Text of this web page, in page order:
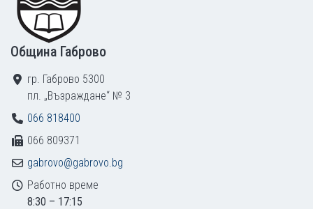
Община Габрово
гр. Габрово 5300
пл. „Възраждане“ № 3
066 818400
066 809371
gabrovo@gabrovo.bg
Работно време
8:30 – 17:15